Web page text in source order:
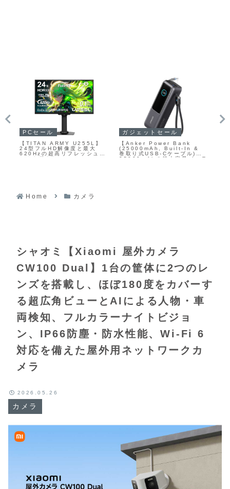
ジェットセール
Anker Power Bank
Built-In &
り式USB-Cケーブル)】
の超大容量バッテ
ガジェットセール
【TCL A1s】約2.6kgのコン
パクトなボディ、独自の映像
最適化技術とDolby Audio、
Google TV対応のフルHDプ
Netbook
国内正規
Extremeを
Home カメラ
シャオミ【Xiaomi 屋外カメラ
CW100 Dual】1台の筐体に2つのレ
ンズを搭載し、ほぼ180度をカバーす
る超広角ビューとAIによる人物・車
両検知、フルカラーナイトビジョ
ン、IP66防塵・防水性能、Wi‑Fi 6
対応を備えた屋外用ネットワークカ
メラ
カメラ
2026.05.26